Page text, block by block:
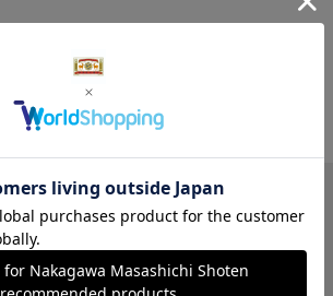
X Facebook メールマガジン